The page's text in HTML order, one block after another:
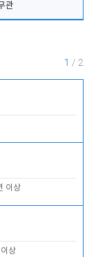
관
1 / 2
이상
상